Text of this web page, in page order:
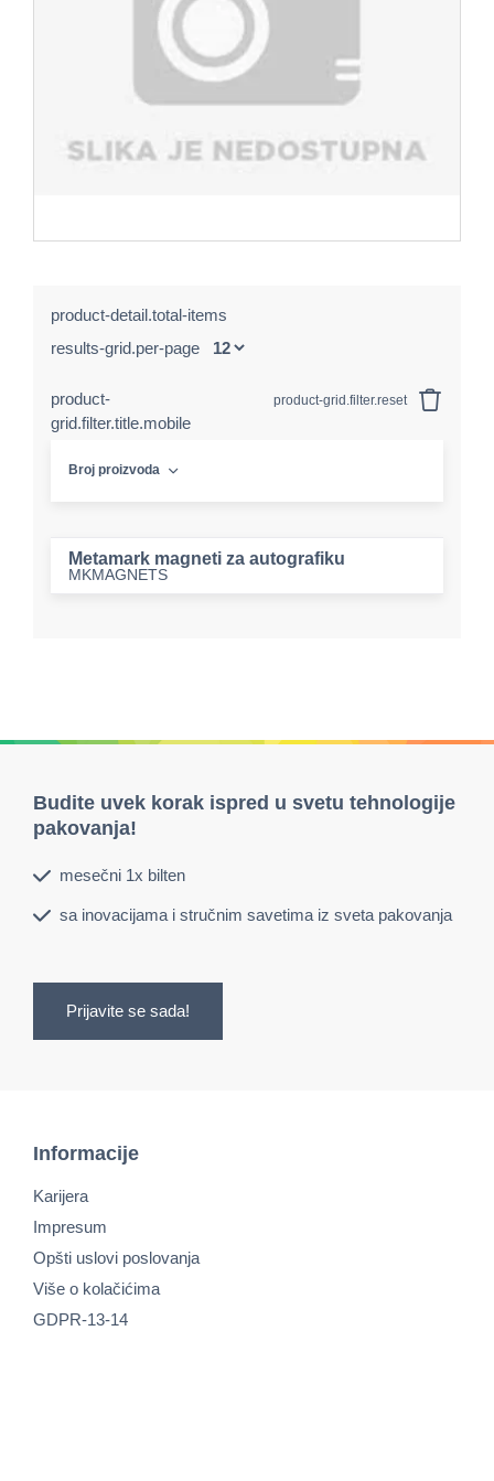
product-detail.total-items
results-grid.per-page
product-
grid.filter.title.mobile
product-grid.filter.reset
Broj proizvoda
Metamark magneti za autografiku
MKMAGNETS
Budite uvek korak ispred u svetu tehnologije
pakovanja!
mesečni 1x bilten
sa inovacijama i stručnim savetima iz sveta pakovanja
Prijavite se sada!
Informacije
Karijera
Impresum
Opšti uslovi poslovanja
Više o kolačićima
GDPR-13-14